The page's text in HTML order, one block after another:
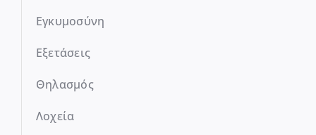
Εγκυμοσύνη
Εξετάσεις
Θηλασμός
Λοχεία